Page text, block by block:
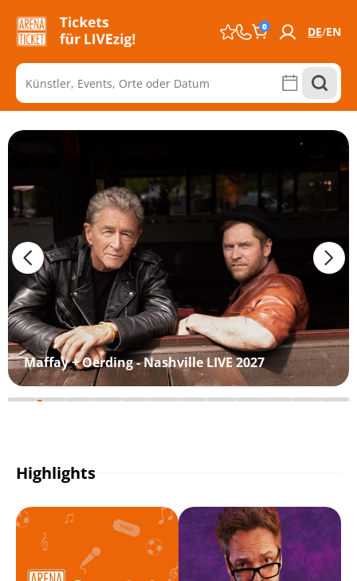
0 DE EN
Maffay + Oerding - Nashville LIVE 2027
Highlights